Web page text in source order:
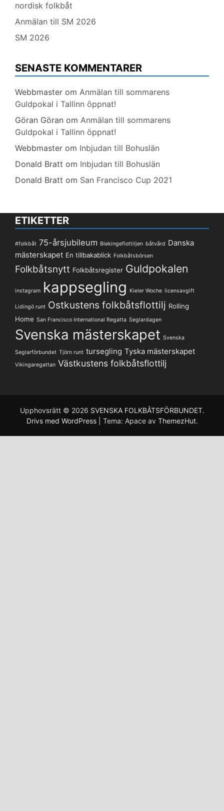
nordisk folkbåt
Anmälan till SM 2026
SM 2026
SENASTE KOMMENTARER
Webbmaster om Anmälan till sommarens
Guldpokal i Tallinn öppnat!
Göran Göran om Anmälan till sommarens
Guldpokal i Tallinn öppnat!
Webbmaster om Inbjudan till Bohuslän
Donald Bratt om Inbjudan till Bohuslän
Donald Bratt om San Francisco Cup 2021
ETIKETTER
#folkbåt 75-årsjubileum Blekingeflottiljen båtvård Danska
mästerskapet En tillbakablick Folkbåtsbörsen
Folkbåtsnytt Folkbåtsregister Guldpokalen
instagram kappsegling Kieler Woche licensavgift
Lidingö runt Ostkustens folkbåtsflottilj Rolling
Home San Francisco International Regatta Seglardagen
Svenska mästerskapet Svenska
Seglarförbundet Tjörn runt tursegling Tyska mästerskapet
Vikingaregattan Västkustens folkbåtsflottilj
Upphovsrätt © 2026 SVENSKA FOLKBÅTSFÖRBUNDET.
Drivs med WordPress
Tema: Apace av ThemezHut.